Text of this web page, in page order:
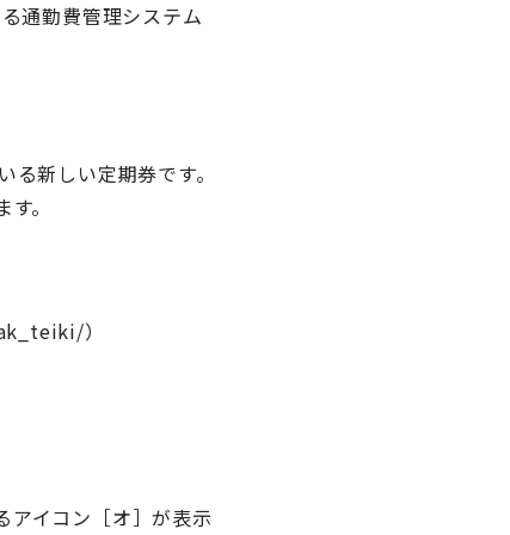
通勤費管理システム
新しい定期券です。
。
）
アイコン［オ］が表示